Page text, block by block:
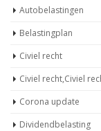
Autobelastingen
Belastingplan
Civiel recht
Civiel recht,Civiel
Corona update
Dividendbelasting